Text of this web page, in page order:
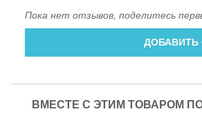
Пока нет отзывов, поделитесь
ВМЕСТЕ С ЭТИМ ТОВАРОМ